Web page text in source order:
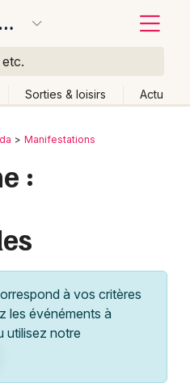
Carcassonne
Sorties & loisirs Actu
Manifestations
:
à vos critères
les événéments à
utilisez notre